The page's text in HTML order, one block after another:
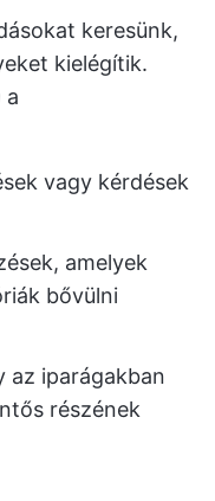
keresünk,
kielégítik.
a
vagy kérdések
amelyek
bővülni
az iparágakban
részének